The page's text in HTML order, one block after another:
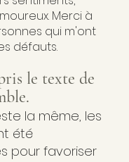
Merci à
qui m'ont
défauts.
le texte de
la même, les
été
pour favoriser